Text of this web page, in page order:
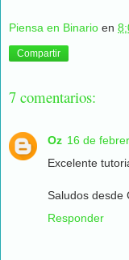
Piensa en Binario en
Compartir
7 comentarios:
Oz 16 de
Excelente
Saludos desde
Responder